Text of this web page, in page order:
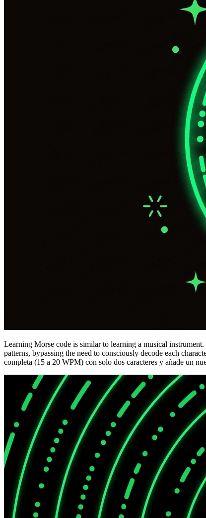
Learning Morse code is similar to learning a musical instrument.
patterns, bypassing the need to consciously decode each
completa (15 a 20 WPM) con solo dos caracteres y añade un